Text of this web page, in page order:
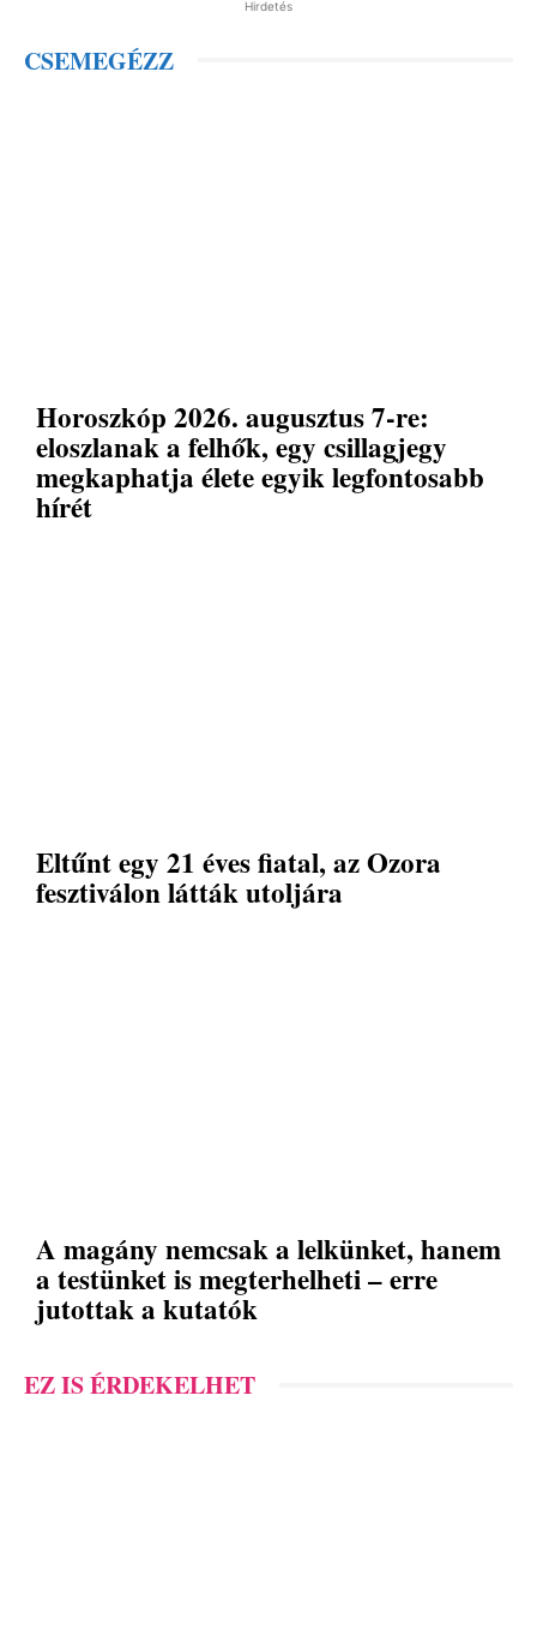
Hirdetés
CSEMEGÉZZ
Horoszkóp 2026. augusztus 7-re:
eloszlanak a felhők, egy csillagjegy
megkaphatja élete egyik legfontosabb
hírét
Eltűnt egy 21 éves fiatal, az Ozora
fesztiválon látták utoljára
A magány nemcsak a lelkünket, hanem
a testünket is megterhelheti – erre
jutottak a kutatók
EZ IS ÉRDEKELHET